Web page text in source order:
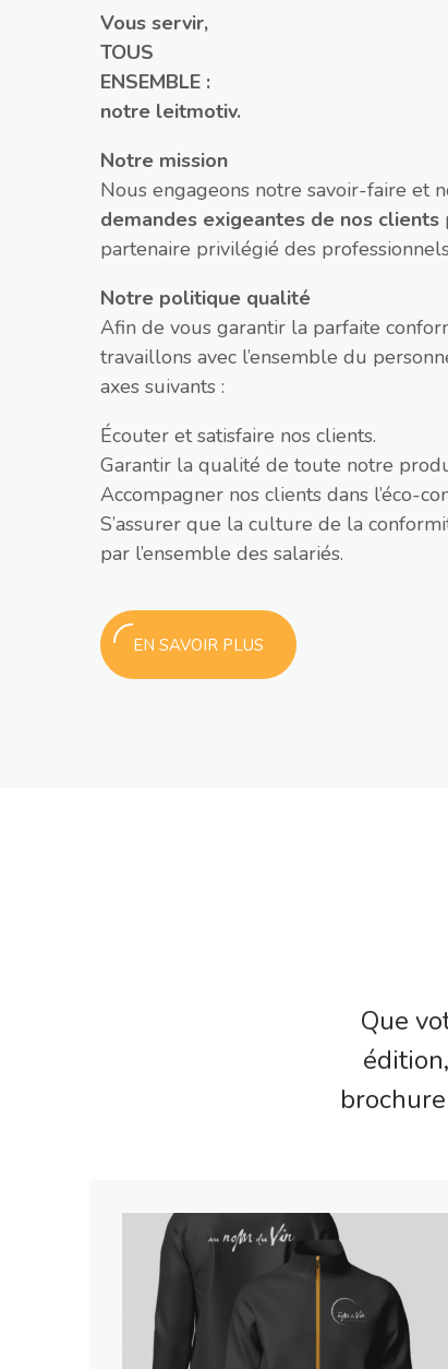
Vous servir,
TOUS
ENSEMBLE :
notre leitmotiv.
Notre mission
Nous engageons notre savoir-faire et
demandes exigeantes de nos clients
partenaire privilégié des
Notre politique qualité
Afin de vous garantir la parfaite
travaillons avec l’ensemble du
axes suivants :
Écouter et satisfaire nos clients.
Garantir la qualité de toute notre
Accompagner nos clients dans l’éco-
S’assurer que la culture de la
par l’ensemble des salariés.
EN SAVOIR PLUS
Que